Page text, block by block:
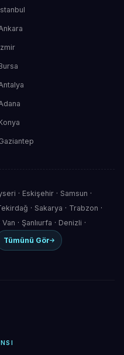
· Eskişehir· Samsun ·
· Sakarya · Trabzon ·
Van · Şanlıurfa · Denizli ·
Tümünü Gör